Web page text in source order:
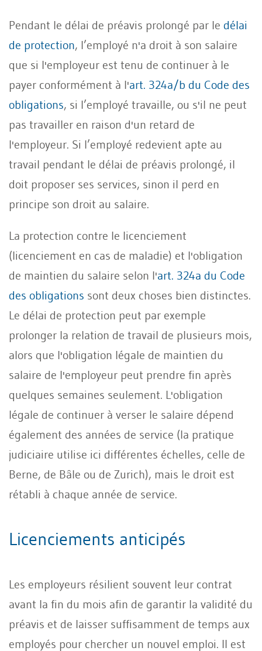
Pendant le délai de préavis prolongé par le délai
de protection, l’employé n'a droit à son salaire
que si l'employeur est tenu de continuer à le
payer conformément à l'art. 324a/b du Code des
obligations, si l’employé travaille, ou s'il ne peut
pas travailler en raison d'un retard de
l'employeur. Si l’employé redevient apte au
travail pendant le délai de préavis prolongé, il
doit proposer ses services, sinon il perd en
principe son droit au salaire.
La protection contre le licenciement
(licenciement en cas de maladie) et l'obligation
de maintien du salaire selon l'art. 324a du Code
des obligations sont deux choses bien distinctes.
Le délai de protection peut par exemple
prolonger la relation de travail de plusieurs mois,
alors que l'obligation légale de maintien du
salaire de l'employeur peut prendre fin après
quelques semaines seulement. L'obligation
légale de continuer à verser le salaire dépend
également des années de service (la pratique
judiciaire utilise ici différentes échelles, celle de
Berne, de Bâle ou de Zurich), mais le droit est
rétabli à chaque année de service.
Licenciements anticipés
Les employeurs résilient souvent leur contrat
avant la fin du mois afin de garantir la validité du
préavis et de laisser suffisamment de temps aux
employés pour chercher un nouvel emploi. Il est